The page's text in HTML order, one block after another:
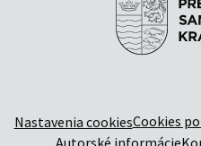
Nastavenia cookiesCookies